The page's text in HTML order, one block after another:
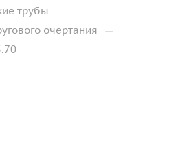
трубы —
очертания —